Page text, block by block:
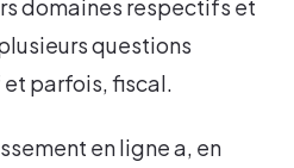
domaines respectifs et
questions
parfois, fiscal.
en ligne a, en